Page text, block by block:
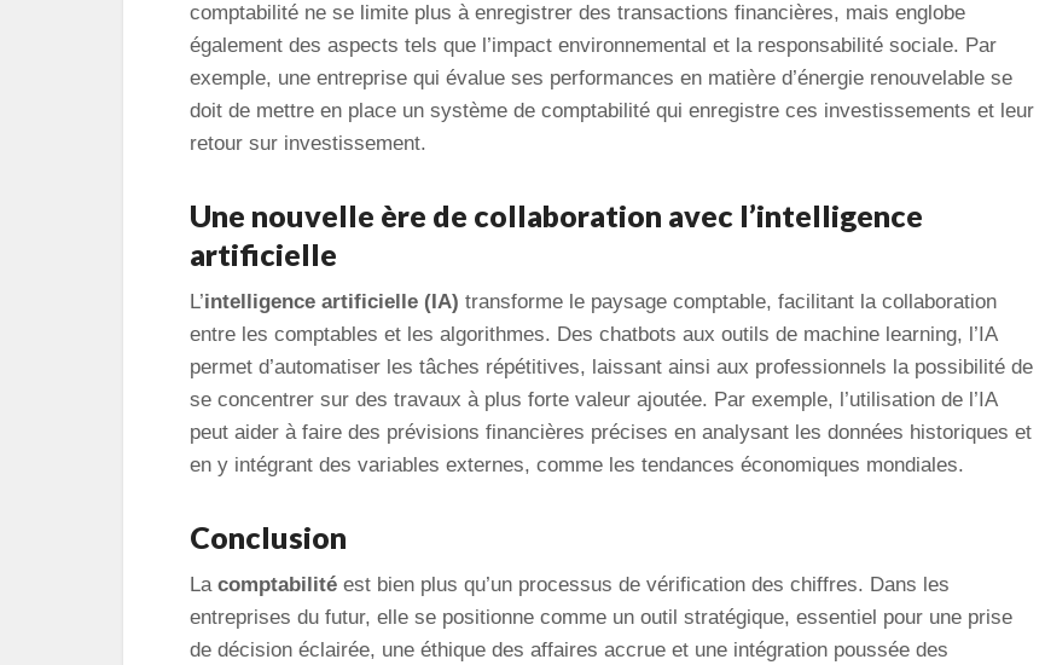
comptabilité ne se limite plus à enregistrer des transactions financières, mais englobe
également des aspects tels que l’impact environnemental et la responsabilité sociale. Par
exemple, une entreprise qui évalue ses performances en matière d’énergie renouvelable se
doit de mettre en place un système de comptabilité qui enregistre ces investissements et leur
retour sur investissement.
Une nouvelle ère de collaboration avec l’intelligence
artificielle
L’intelligence artificielle (IA) transforme le paysage comptable, facilitant la collaboration
entre les comptables et les algorithmes. Des chatbots aux outils de machine learning, l’IA
permet d’automatiser les tâches répétitives, laissant ainsi aux professionnels la possibilité de
se concentrer sur des travaux à plus forte valeur ajoutée. Par exemple, l’utilisation de l’IA
peut aider à faire des prévisions financières précises en analysant les données historiques et
en y intégrant des variables externes, comme les tendances économiques mondiales.
Conclusion
La comptabilité est bien plus qu’un processus de vérification des chiffres. Dans les
entreprises du futur, elle se positionne comme un outil stratégique, essentiel pour une prise
de décision éclairée, une éthique des affaires accrue et une intégration poussée des